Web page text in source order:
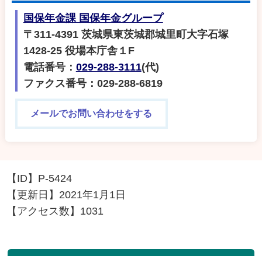
国保年金課 国保年金グループ
〒311-4391 茨城県東茨城郡城里町大字石塚
1428-25 役場本庁舎１F
電話番号： 029-288-3111(代)
ファクス番号：029-288-6819
メールでお問い合わせをする
【ID】 P-5424
【更新日】 2021年1月1日
【アクセス数】 1031